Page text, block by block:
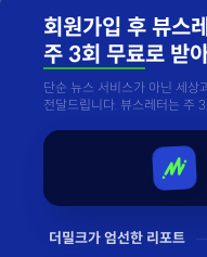
회원가입 후 뷰스
주 3회 무료로 받
단순 뉴스 서비스가 아닌 세
전달드립니다. 뷰스레터는 주
더밀크가 엄선한 리포트